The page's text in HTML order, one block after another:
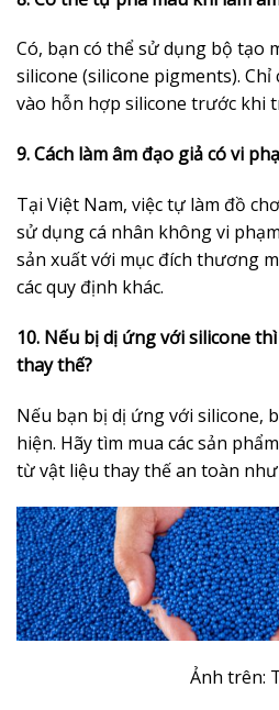
Có, bạn có thể sử dụng bộ tạo
silicone (silicone pigments).
vào hỗn hợp silicone trước khi
9. Cách làm âm đạo giả có vi
Tại Việt Nam, việc tự làm đồ
sử dụng cá nhân không vi
sản xuất với mục đích thương
các quy định khác.
10. Nếu bị dị ứng với silicone
thay thế?
Nếu bạn bị dị ứng với silicone,
hiện. Hãy tìm mua các sản
từ vật liệu thay thế an toàn
Ảnh trên: